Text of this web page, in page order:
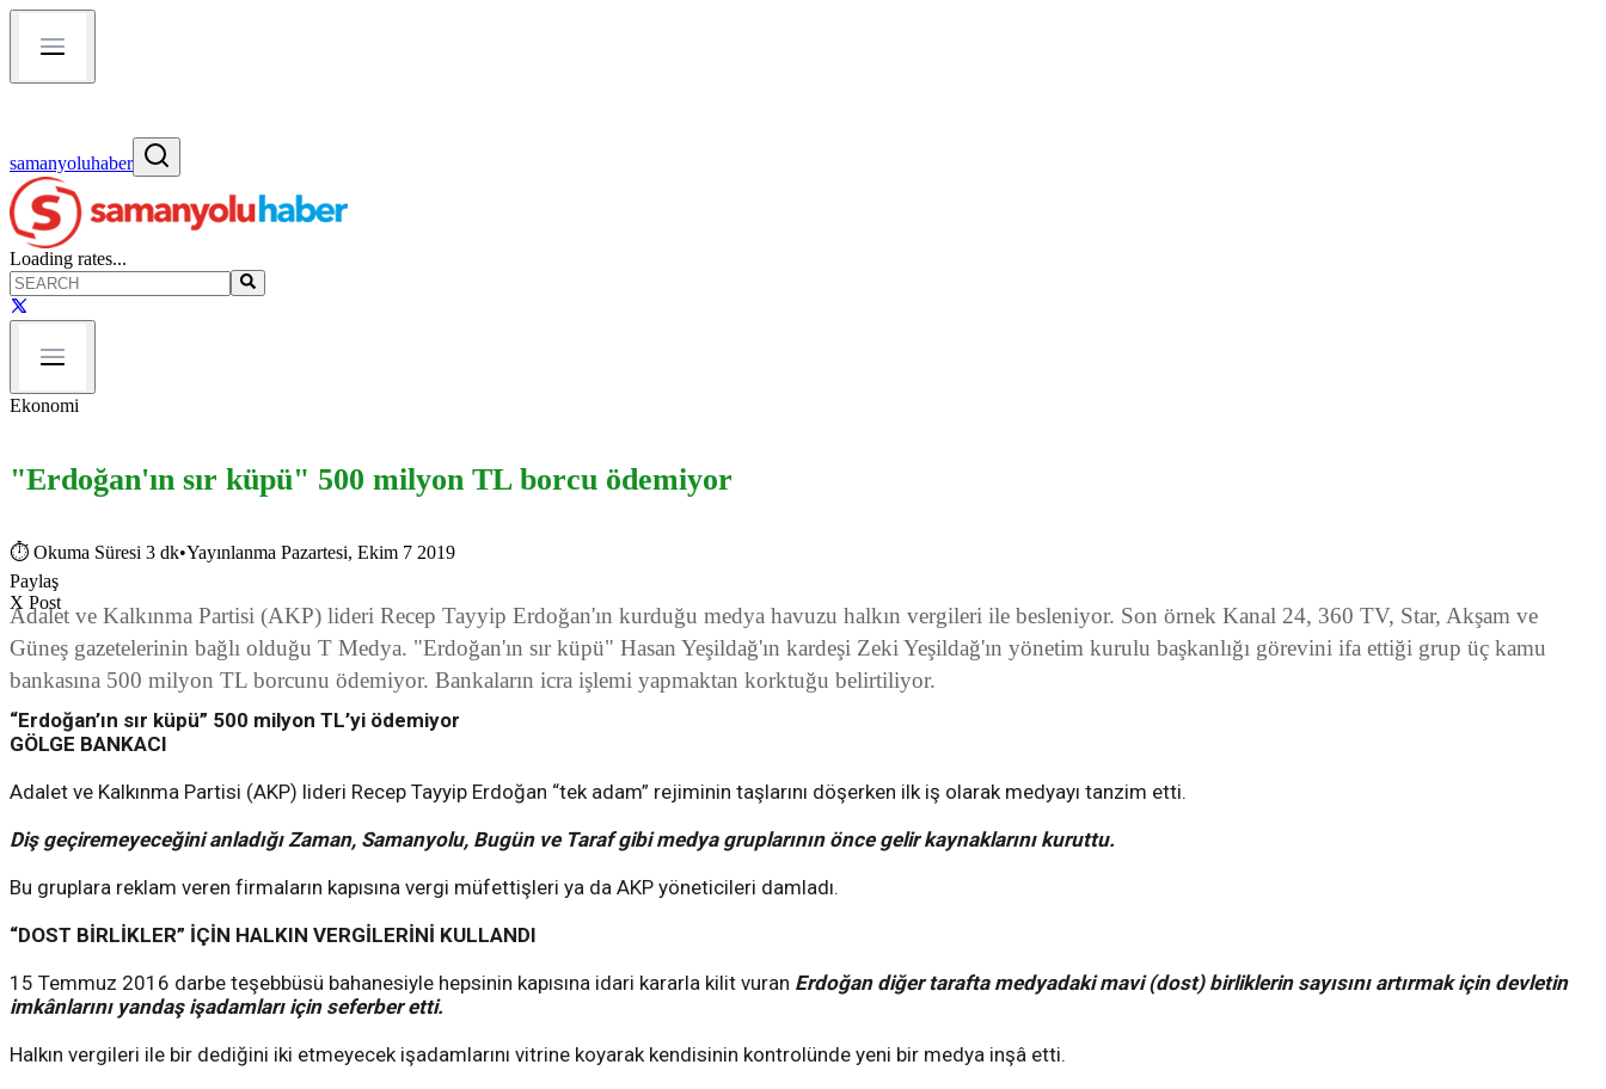
samanyoluhaber
Loading rates...
Ekonomi
"Erdoğan'ın sır küpü" 500 milyon TL borcu ödemiyor
⏱ Okuma Süresi 3 dk•Yayınlanma Pazartesi, Ekim 7 2019
Paylaş
X Post
Adalet ve Kalkınma Partisi (AKP) lideri Recep Tayyip Erdoğan'ın kurduğu medya havuzu halkın vergileri ile besleniyor. Son örnek Kanal 24, 360 TV, Star, Akşam ve
Güneş gazetelerinin bağlı olduğu T Medya. "Erdoğan'ın sır küpü" Hasan Yeşildağ'ın kardeşi Zeki Yeşildağ'ın yönetim kurulu başkanlığı görevini ifa ettiği grup üç kamu
bankasına 500 milyon TL borcunu ödemiyor. Bankaların icra işlemi yapmaktan korktuğu belirtiliyor.
“Erdoğan’ın sır küpü” 500 milyon TL’yi ödemiyor
GÖLGE BANKACI
Adalet ve Kalkınma Partisi (AKP) lideri Recep Tayyip Erdoğan “tek adam” rejiminin taşlarını döşerken ilk iş olarak medyayı tanzim etti.
Diş geçiremeyeceğini anladığı Zaman, Samanyolu, Bugün ve Taraf gibi medya gruplarının önce gelir kaynaklarını kuruttu.
Bu gruplara reklam veren firmaların kapısına vergi müfettişleri ya da AKP yöneticileri damladı.
“DOST BİRLİKLER” İÇİN HALKIN VERGİLERİNİ KULLANDI
15 Temmuz 2016 darbe teşebbüsü bahanesiyle hepsinin kapısına idari kararla kilit vuran Erdoğan diğer tarafta medyadaki mavi (dost) birliklerin sayısını artırmak için devletin
imkânlarını yandaş işadamları için seferber etti.
Halkın vergileri ile bir dediğini iki etmeyecek işadamlarını vitrine koyarak kendisinin kontrolünde yeni bir medya inşâ etti.